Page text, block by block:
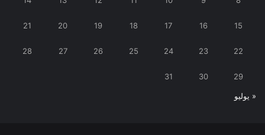
15
16
17
18
19
20
21
22
23
24
25
26
27
28
29
30
31
« يوليو